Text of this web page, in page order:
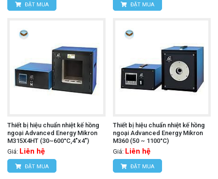
ĐẶT MUA ĐẶT MUA
Thiết bị hiệu chuẩn nhiệt kế hồng
ngoại Advanced Energy Mikron
M315X4HT (30~600°C,4"x4")
Giá: Liên hệ
ĐẶT MUA
Thiết bị hiệu chuẩn nhiệt kế hồng
ngoại Advanced Energy Mikron
M360 (50 ~ 1100°C)
Giá: Liên hệ
ĐẶT MUA